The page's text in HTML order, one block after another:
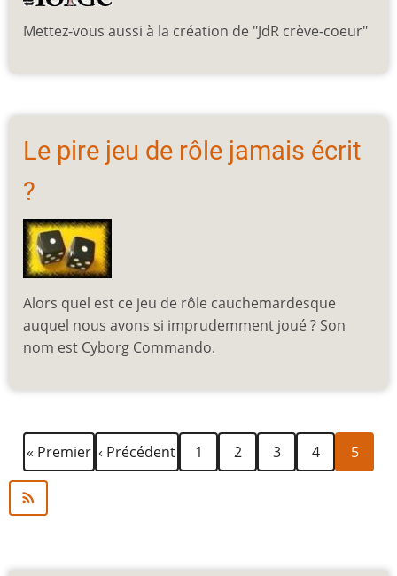
Mettez-vous aussi à la création de "JdR crève-coeur"
Le pire jeu de rôle jamais écrit
?
Alors quel est ce jeu de rôle cauchemardesque
auquel nous avons si imprudemment joué ? Son
nom est Cyborg Commando.
Pagination
Première
page
« Premier
Page
précédente
‹ Précédent Page
1 Page
2 Page
3 Page
4
Page
5